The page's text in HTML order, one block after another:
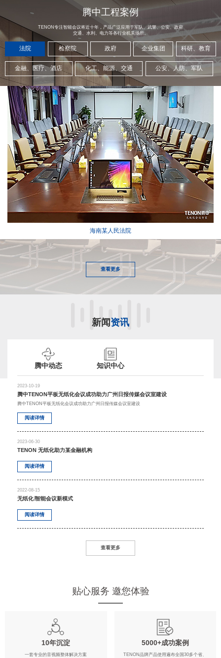
腾中工程案例
TENON专注智能会议将近十年，产品广泛应用于军队、武警、公安、政府
交通、水利、电力等各行业机关场所。
法院 检察院 政府 企业集团 科研、教育
金融、医疗、酒店 化工、能源、交通 公安、人防、军队
海南某人民法院
查看更多
新闻 资讯
腾中动态 知识中心
2023-10-19
腾中TENON平板无纸化会议成功助力广州日报传媒会议室建设
腾中TENON平板无纸化会议成功助力广州日报传媒会议室建设
阅读详情
2023-06-30
TENON 无纸化助力某金融机构
阅读详情
2022-08-15
无纸化∣智能会议新模式
阅读详情
查看更多
贴心服务 邀您体验
10年沉淀
一套专业的音视频整体解决方案
5000+成功案例
TENON品牌产品使用遍布全国30多个省、